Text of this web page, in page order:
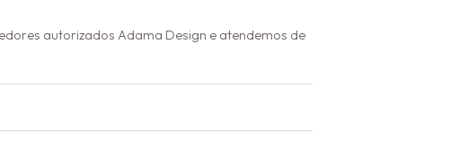
autorizados Adama Design e atendemos de